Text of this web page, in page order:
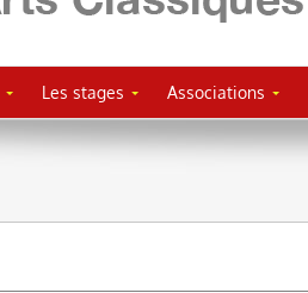
Les stages Associations